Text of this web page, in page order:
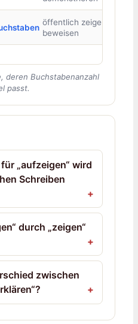
öffentlich zeigen,
beweisen
deren Buchstabenanzahl
passt.
„aufzeigen“ wird
Schreiben
durch „zeigen“
zwischen